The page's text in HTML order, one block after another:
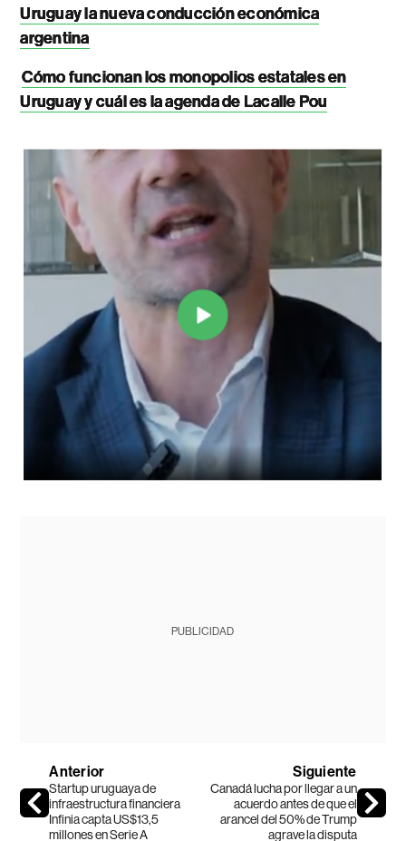
Uruguay la nueva conducción económica
argentina
Cómo funcionan los monopolios estatales en
Uruguay y cuál es la agenda de Lacalle Pou
PUBLICIDAD
Anterior
Startup uruguaya de
infraestructura financiera
Infinia capta US$13,5
millones en Serie A
Siguiente
Canadá lucha por llegar a un
acuerdo antes de que el
arancel del 50% de Trump
agrave la disputa